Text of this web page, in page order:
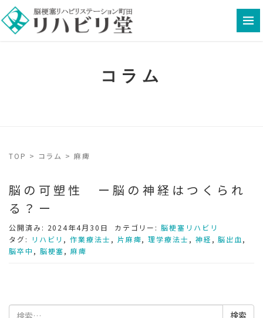
コラム
TOP > コラム >麻痺
脳の可塑性 ー脳の神経はつくられ
る？ー
公開済み: 2024年4月30日 カテゴリー:脳梗塞リハビリ
タグ:
リハビリ ,作業療法士 , 片麻痺,理学療法士 , 神経 ,脳出血 ,
脳卒中 , 脳梗塞,麻痺
検